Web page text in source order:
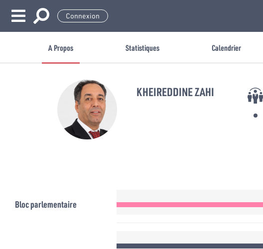
Connexion
A Propos Statistiques Calendrier
KHEIREDDINE ZAHI
Bloc parlementaire